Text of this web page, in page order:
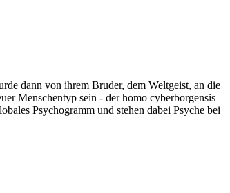
dann von ihrem Bruder, dem Weltgeist, an die
Menschentyp sein - der homo cyberborgensis
Psychogramm und stehen dabei Psyche bei